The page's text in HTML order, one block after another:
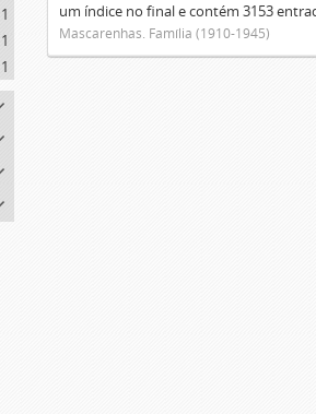
1
1
1
um índice no final e contém 3153
Mascarenhas. Família (1910-1945)